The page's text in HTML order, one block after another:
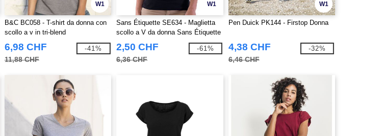
W1
B&C BC058 - T-shirt da donna con
scollo a v in tri-blend
6,98 CHF
11,88 CHF
-41%
W1
Sans Étiquette SE634 - Maglietta
scollo a V da donna Sans Étiquette
2,50 CHF
6,36 CHF
-61%
W1
Pen Duick PK144 - Firstop Donna
4,38 CHF
6,46 CHF
-32%